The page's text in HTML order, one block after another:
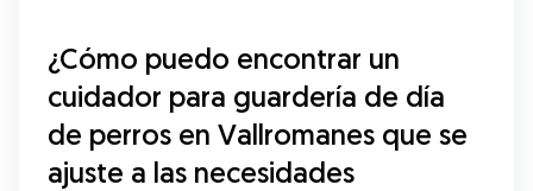
¿Cómo puedo encontrar un
cuidador para guardería de día
de perros en Vallromanes que se
ajuste a las necesidades